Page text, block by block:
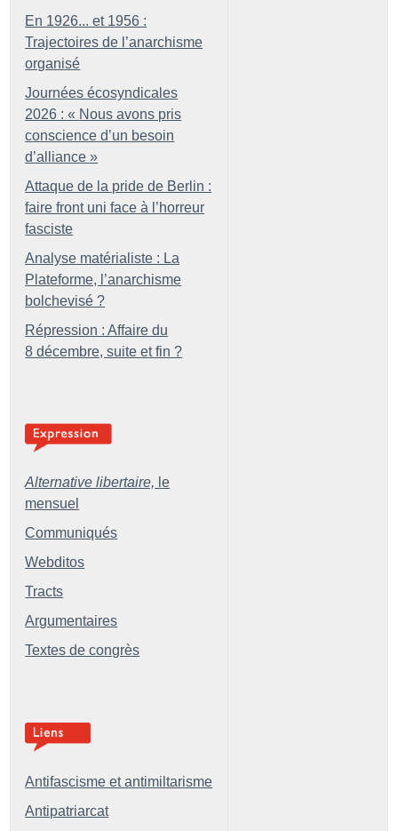
En 1926... et 1956 :
Trajectoires de l’anarchisme
organisé
Journées écosyndicales
2026 : « Nous avons pris
conscience d’un besoin
d’alliance »
Attaque de la pride de Berlin :
faire front uni face à l’horreur
fasciste
Analyse matérialiste : La
Plateforme, l’anarchisme
bolchevisé ?
Répression : Affaire du
8 décembre, suite et fin ?
Alternative libertaire, le
mensuel
Communiqués
Webditos
Tracts
Argumentaires
Textes de congrès
Antifascisme et antimiltarisme
Antipatriarcat